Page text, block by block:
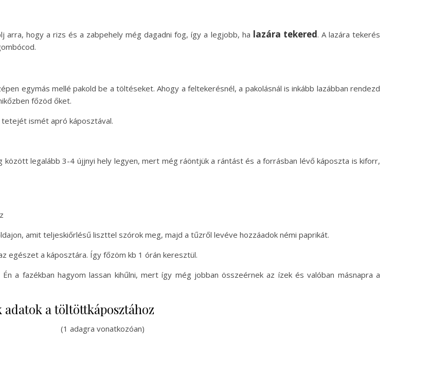
hogy a rizs és a zabpehely még dagadni fog, így a legjobb, ha lazára tekered. A lazára tekerés
egymás mellé pakold be a töltéseket. Ahogy a feltekerésnél, a pakolásnál is inkább lazábban rendezd
főzöd őket.
ismét apró káposztával.
legalább 3-4 újjnyi hely legyen, mert még ráöntjük a rántást és a forrásban lévő káposzta is kiforr,
amit teljeskiőrlésű liszttel szórok meg, majd a tűzről levéve hozzáadok némi paprikát.
egészet a káposztára. Így főzöm kb 1 órán keresztül.
a fazékban hagyom lassan kihűlni, mert így még jobban összeérnek az ízek és valóban másnapra a
a töltöttkáposztához
(1 adagra vonatkozóan)